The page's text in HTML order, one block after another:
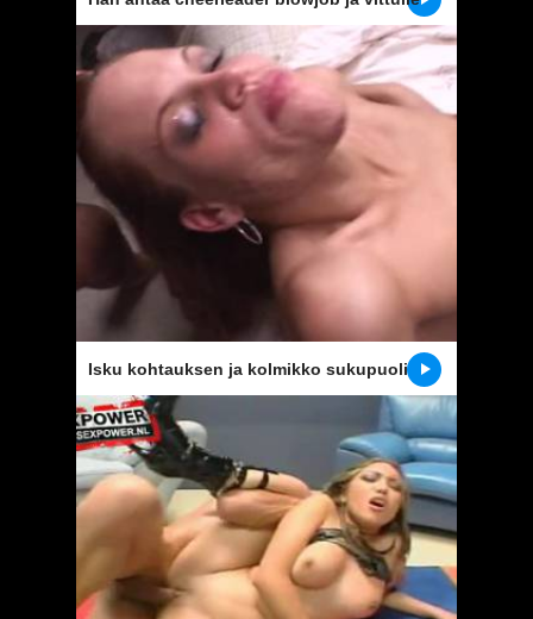
hänen punatukkainen pussy
Isku kohtauksen ja kolmikko sukupuoli
kohtaus